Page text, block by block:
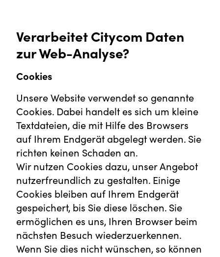
Verarbeitet Citycom Daten
zur Web-Analyse?
Cookies
Unsere Website verwendet so genannte
Cookies. Dabei handelt es sich um kleine
Textdateien, die mit Hilfe des Browsers
auf Ihrem Endgerät abgelegt werden. Sie
richten keinen Schaden an.
Wir nutzen Cookies dazu, unser Angebot
nutzerfreundlich zu gestalten. Einige
Cookies bleiben auf Ihrem Endgerät
gespeichert, bis Sie diese löschen. Sie
ermöglichen es uns, Ihren Browser beim
nächsten Besuch wiederzuerkennen.
Wenn Sie dies nicht wünschen, so können